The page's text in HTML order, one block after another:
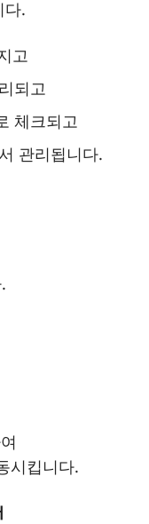
다.
고
되고
체크되고
관리됩니다.
시킵니다.